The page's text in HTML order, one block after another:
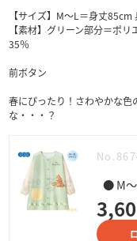
【サイズ】M～L＝身丈
【素材】グリーン部分＝ポ
35％
前ボタン
春にぴったり！さわやかな色
な・・・？
● M